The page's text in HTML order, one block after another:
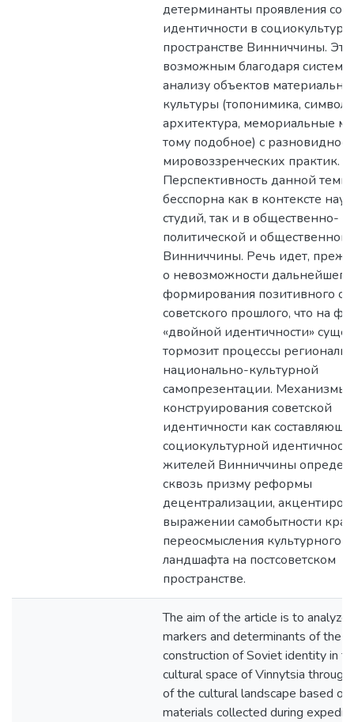
детерминанты проявления
идентичности в
пространстве Винниччины. Это
возможным благодаря
анализу объектов
культуры (топонимика,
архитектура, мемориальные
тому подобное) с
мировоззренческих практик.
Перспективность данной темы
бесспорна как в контексте
студий, так и в общественно-
политической и
Винниччины. Речь идет,
о невозможности дальнейшего
формирования позитивного
советского прошлого, что на
«двойной идентичности»
тормозит процессы
национально-культурной
самопрезентации. Механизмы
конструирования советской
идентичности как
социокультурной
жителей Винниччины
сквозь призму реформы
децентрализации,
выражении самобытности
переосмысления культурного
ландшафта на постсоветском
пространстве.
The aim of the article is to analyze
markers and determinants of the
construction of Soviet identity in
cultural space of Vinnytsia
of the cultural landscape based
materials collected during